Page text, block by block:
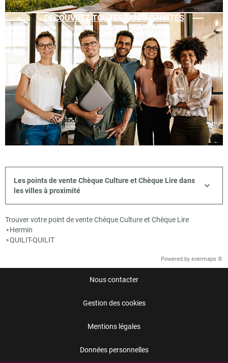
DÉCOUVREZ TOUTES NOS ACTIVITÉS
Les points de vente Chèque Culture et Chèque Lire dans
les villes à proximité
Trouver votre point de vente Chèque Culture et Chèque Lire
> Hermin
>QUILIT-QUILIT
Powered by evermaps ©
Nous contacter
Gestion des cookies
Mentions légales
Données personnelles